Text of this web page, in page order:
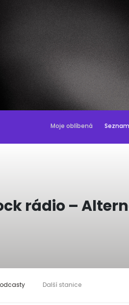
Moje oblíbená
rádio –
Další stanice